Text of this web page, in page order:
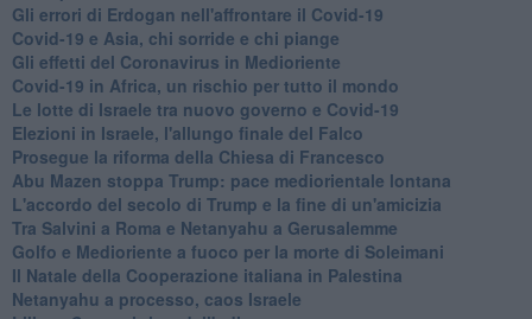
Gli errori di Erdogan nell'affrontare il Covid-19
Covid-19 e Asia, chi sorride e chi piange
Gli effetti del Coronavirus in Medioriente
Covid-19 in Africa, un rischio per tutto il mondo
Le lotte di Israele tra nuovo governo e Covid-19
Elezioni in Israele, l'allungo finale del Falco
Prosegue la riforma della Chiesa di Francesco
Abu Mazen stoppa Trump: pace mediorientale lontana
L'accordo del secolo di Trump e la fine di un'amicizia
Tra Salvini a Roma e Netanyahu a Gerusalemme
Golfo e Medioriente a fuoco per la morte di Soleimani
Il Natale della Cooperazione italiana in Palestina
Netanyahu a processo, caos Israele